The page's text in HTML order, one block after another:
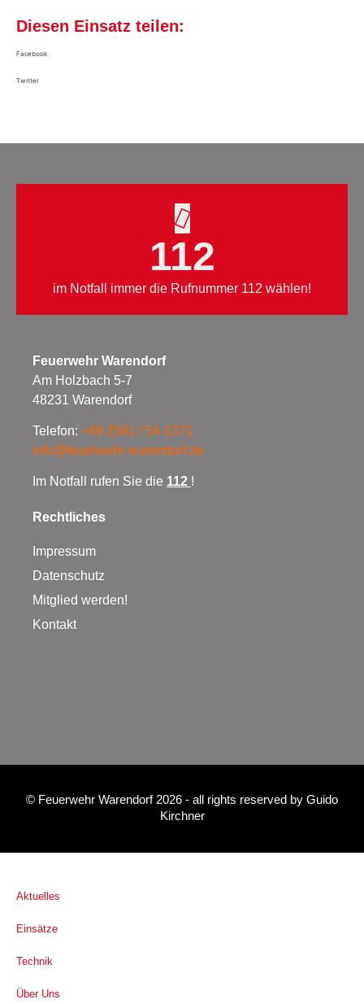
Diesen Einsatz teilen:
Facebook
Twitter
112
im Notfall immer die Rufnummer 112 wählen!
Feuerwehr Warendorf
Am Holzbach 5-7
48231 Warendorf
Telefon: +49 2581 / 54-1371
info@feuerwehr-warendorf.de
Im Notfall rufen Sie die 112 !
Rechtliches
Impressum
Datenschutz
Mitglied werden!
Kontakt
© Feuerwehr Warendorf 2026 - all rights reserved by Guido
Kirchner
Aktuelles
Einsätze
Technik
Über Uns